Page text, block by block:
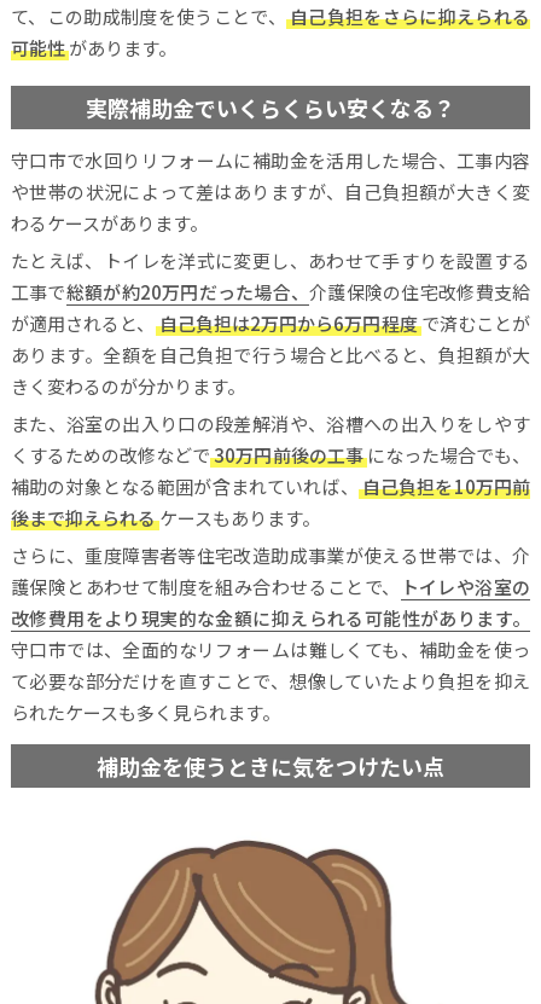
て、この助成制度を使うことで、
自己負担をさらに抑えられる
可能性があります。
実際補助金でいくらくらい安くなる？
守口市で水回りリフォームに補助金を活用した場合、工事内容
や世帯の状況によって差はありますが、自己負担額が大きく変
わるケースがあります。
たとえば、トイレを洋式に変更し、あわせて手すりを設置する
工事で総額が約20万円だった場合、介護保険の住宅改修費支給
が適用されると、
自己負担は2万円から6万円程度で済むことが
あります。全額を自己負担で行う場合と比べると、負担額が大
きく変わるのが分かります。
また、浴室の出入り口の段差解消や、浴槽への出入りをしやす
くするための改修などで30万円前後の工事になった場合でも、
補助の対象となる範囲が含まれていれば、
自己負担を10万円前
後まで抑えられるケースもあります。
さらに、重度障害者等住宅改造助成事業が使える世帯では、介
護保険とあわせて制度を組み合わせることで、
トイレや浴室の
改修費用をより現実的な金額に抑えられる可能性があります。
守口市では、全面的なリフォームは難しくても、補助金を使っ
て必要な部分だけを直すことで、想像していたより負担を抑え
られたケースも多く見られます。
補助金を使うときに気をつけたい点